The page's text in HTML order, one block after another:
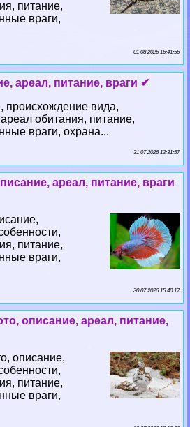
питание,
враги,
01 08 2026 16:41:56
ареал, питание, враги ✔
происхождение вида,
обитания, питание,
враги, охрана...
31 07 2026 12:31:57
ареал, питание, враги
питание,
враги,
30 07 2026 15:40:17
описание, ареал, питание,
описание,
питание,
враги,